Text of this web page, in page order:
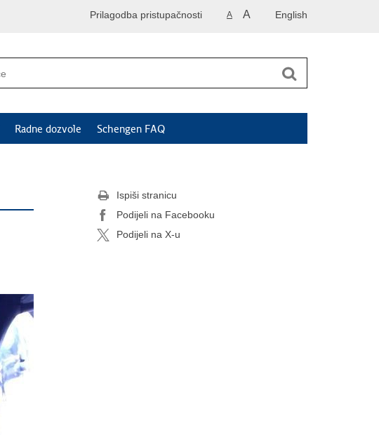
English
A A
Prilagodba pristupačnosti
Radne dozvole Schengen FAQ
Ispiši stranicu
Podijeli na Facebooku
Podijeli na X-u